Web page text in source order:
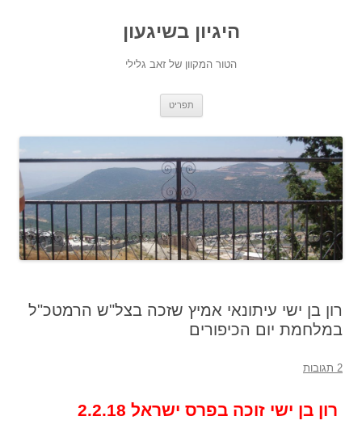
היגיון בשיגעון
הטור המקוון של זאב גלילי
תפריט
רון בן ישי עיתונאי אמיץ שזכה בצל"ש הרמטכ"ל
במלחמת יום הכיפורים
2 תגובות
רון בן ישי זוכה בפרס ישראל 2.2.18